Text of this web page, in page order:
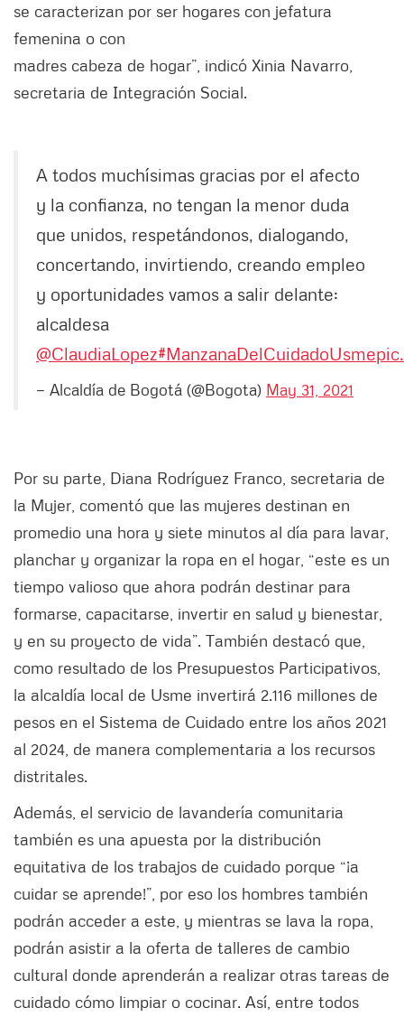
se caracterizan por ser hogares con jefatura
femenina o con
madres cabeza de hogar”, indicó Xinia Navarro,
secretaria de Integración Social.
A todos muchísimas gracias por el afecto
y la confianza, no tengan la menor duda
que unidos, respetándonos, dialogando,
concertando, invirtiendo, creando empleo
y oportunidades vamos a salir delante:
alcaldesa
@ClaudiaLopez#ManzanaDelCuidadoUsme
— Alcaldía de Bogotá (@Bogota) May 31, 2021
Por su parte, Diana Rodríguez Franco, secretaria de
la Mujer, comentó que las mujeres destinan en
promedio una hora y siete minutos al día para lavar,
planchar y organizar la ropa en el hogar, “este es un
tiempo valioso que ahora podrán destinar para
formarse, capacitarse, invertir en salud y bienestar,
y en su proyecto de vida”. También destacó que,
como resultado de los Presupuestos Participativos,
la alcaldía local de Usme invertirá 2.116 millones de
pesos en el Sistema de Cuidado entre los años 2021
al 2024, de manera complementaria a los recursos
distritales.
Además, el servicio de lavandería comunitaria
también es una apuesta por la distribución
equitativa de los trabajos de cuidado porque “¡a
cuidar se aprende!”, por eso los hombres también
podrán acceder a este, y mientras se lava la ropa,
podrán asistir a la oferta de talleres de cambio
cultural donde aprenderán a realizar otras tareas de
cuidado cómo limpiar o cocinar. Así, entre todos